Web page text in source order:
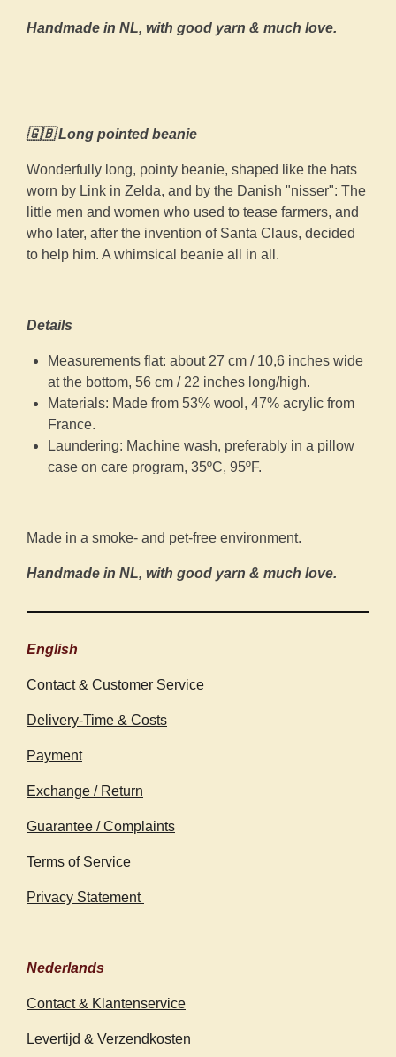
Handmade in NL, with good yarn & much love.
🇬🇧 Long pointed beanie
Wonderfully long, pointy beanie, shaped like the hats
worn by Link in Zelda, and by the Danish "nisser": The
little men and women who used to tease farmers, and
who later, after the invention of Santa Claus, decided
to help him. A whimsical beanie all in all.
Details
Measurements flat: about 27 cm / 10,6 inches wide
at the bottom, 56 cm / 22 inches long/high.
Materials: Made from 53% wool, 47% acrylic from
France.
Laundering: Machine wash, preferably in a pillow
case on care program, 35ºC, 95ºF.
Made in a smoke- and pet-free environment.
Handmade in NL, with good yarn & much love.
English
Contact & Customer Service
Delivery-Time & Costs
Payment
Exchange / Return
Guarantee / Complaints
Terms of Service
Privacy Statement
Nederlands
Contact & Klantenservice
Levertijd & Verzendkosten